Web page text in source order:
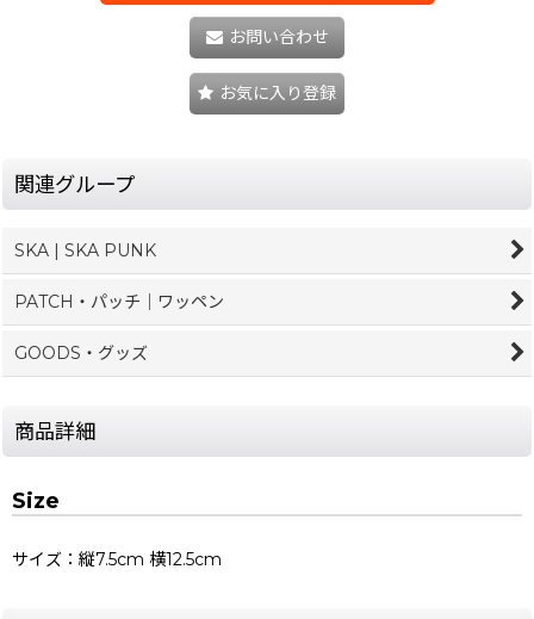
お問い合わせ
お気に入り登録
関連グループ
SKA | SKA PUNK
PATCH・パッチ｜ワッペン
GOODS・グッズ
商品詳細
Size
サイズ：縦7.5cm 横12.5cm